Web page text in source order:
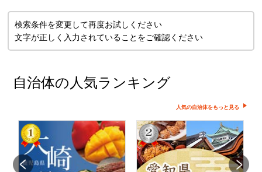
検索条件を変更して再度お試しください
文字が正しく入力されていることをご確認ください
自治体の人気ランキング
人気の自治体をもっと見る